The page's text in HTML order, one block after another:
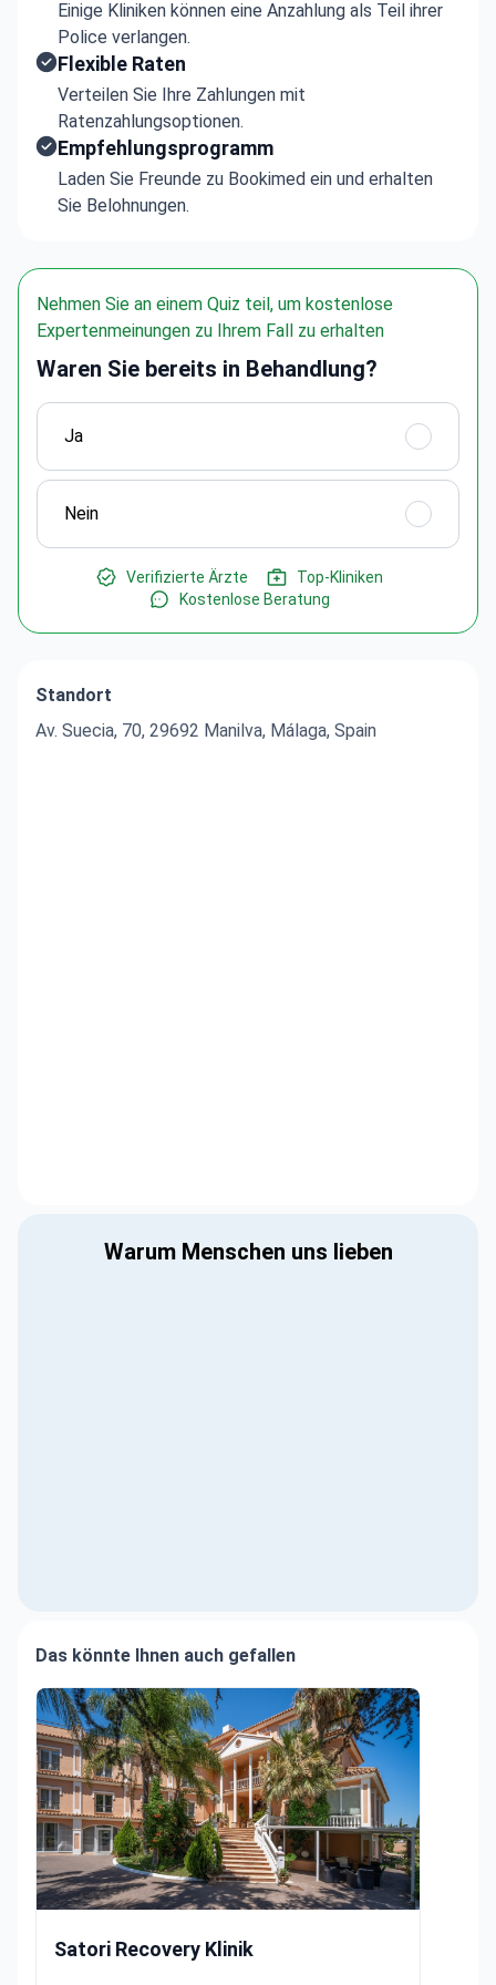
Einige Kliniken können eine Anzahlung als Teil ihrer
Police verlangen.
Flexible Raten
Verteilen Sie Ihre Zahlungen mit
Ratenzahlungsoptionen.
Empfehlungsprogramm
Laden Sie Freunde zu Bookimed ein und erhalten
Sie Belohnungen.
Nehmen Sie an einem Quiz teil, um kostenlose
Expertenmeinungen zu Ihrem Fall zu erhalten
Waren Sie bereits in Behandlung?
Ja
Nein
Verifizierte Ärzte
Top-Kliniken
Kostenlose Beratung
Standort
Av. Suecia, 70, 29692 Manilva, Málaga, Spain
Warum Menschen uns lieben
Das könnte Ihnen auch gefallen
Satori Recovery Klinik